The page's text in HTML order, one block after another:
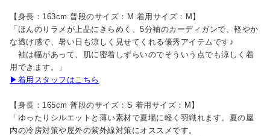
【身長：163cm 普段のサイズ：M 着用サイズ：M】
「ほんのりラメが上品にきらめく、5分袖のカーディガンで、軽やか
な透け感で、暑い日も涼しく見せてくれる優秀アイテムです♪
袖は幅があって、肌に密着しずらいのでそういう点でも涼しく着
用できます。」
▶着用スタッフはこちら
【身長：165cm 普段のサイズ：S 着用サイズ：M】
「ゆったりシルエットと薄い素材で夏場に軽く羽織れます。夏の屋
内の冷房対策や屋外の紫外線対策にオススメです。